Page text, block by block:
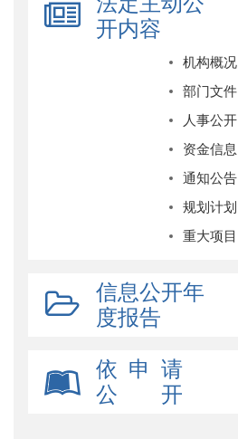
开内容
机构概况
部门文件
人事公开
资金信息
通知公告
规划计划
重大项目
信息公开年
度报告
依 申 请
公 开